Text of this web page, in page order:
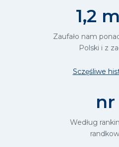
1,2
Zaufało nam
Polski i z
Sczęśliwe
nr
Według